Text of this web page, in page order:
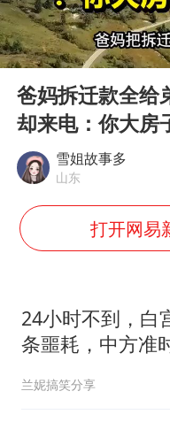
Play
00:00
爸妈拆迁款全给
却来电：你大房
雪姐故事多
山东
打开网易
24小时不到，白
条噩耗，中方准
兰妮搞笑分享